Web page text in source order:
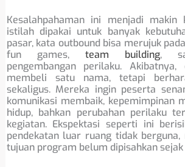
Kesalahpahaman ini menjadi
istilah dipakai untuk banyak
pasar, kata outbound bisa merujuk
fun games, team building,
pengembangan perilaku. Akibatnya,
membeli satu nama, tetapi
sekaligus. Mereka ingin peserta
komunikasi membaik, kepemimpinan
hidup, bahkan perubahan perilaku
kegiatan. Ekspektasi seperti ini
pendekatan luar ruang tidak berguna,
tujuan program belum dipisahkan